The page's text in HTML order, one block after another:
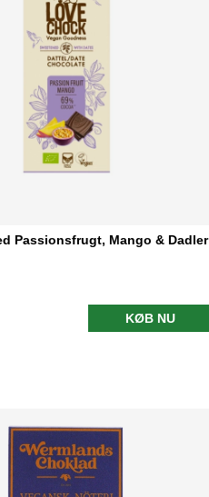
Passionsfrugt, Mango & Dadler
KØB NU